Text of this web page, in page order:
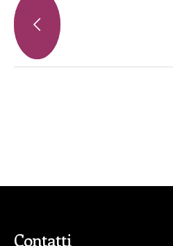
Contatti